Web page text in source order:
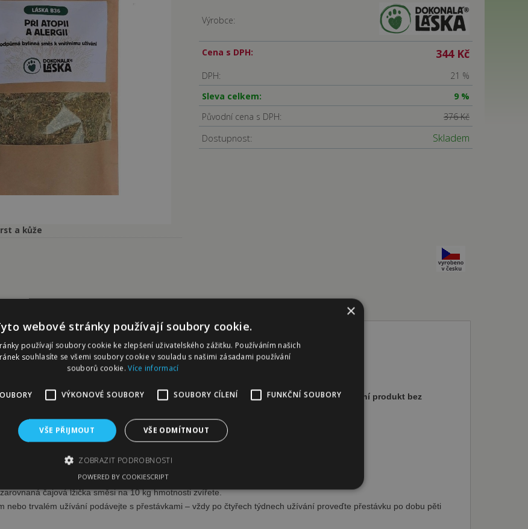
Výrobce:
Cena s DPH: 344 Kč
DPH:
21 %
Sleva celkem:
9 %
Původní cena s DPH:
376 Kč
Dostupnost: Skladem
a kůže
LÁSKA B36 PŘI ATOPII A ALERGII - bylinná směs 100g
směs určená k použití při atopických ekzémech či alergických reakcích u zvířat.100% přírodní produkt bez
přimíchejte bylinnou směs přímo do potravy.
čajová lžička směsi na 10 kg hmotnosti zvířete.
nebo trvalém užívání podávejte s přestávkami – vždy po čtyřech týdnech užívání proveďte přestávku po dobu pěti
×
webové stránky používají soubory cookie.
používají soubory cookie ke zlepšení uživatelského zážitku. Používáním našich
souhlasíte se všemi soubory cookie v souladu s našimi zásadami používání
souborů cookie.Více informací
VÝKONOVÉ SOUBORY SOUBORY CÍLENÍ FUNKČNÍ SOUBORY
VŠE PŘIJMOUT VŠE ODMÍTNOUT
ZOBRAZIT PODROBNOSTI
nutné soubory Výkonové soubory Soubory cílení Funkční soubory
POWERED BY COOKIESCRIPT